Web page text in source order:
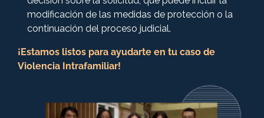
modificación de las medidas de protección o la
continuación del proceso judicial.
¡Estamos listos para ayudarte en tu caso de
Violencia Intrafamiliar!